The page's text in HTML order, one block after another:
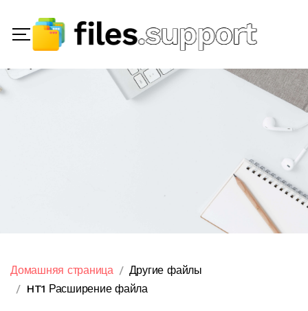
Домашняя страница
Другие файлы
HT1 Расширение файла